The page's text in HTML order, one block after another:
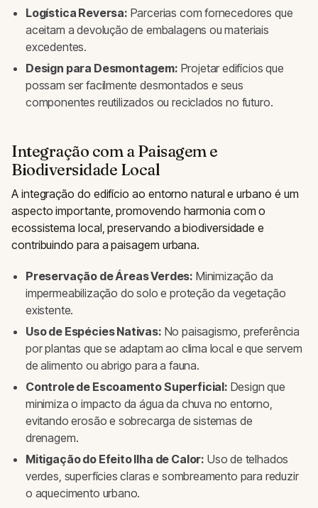
Logística Reversa: Parcerias com fornecedores que
aceitam a devolução de embalagens ou materiais
excedentes.
Design para Desmontagem: Projetar edifícios que
possam ser facilmente desmontados e seus
componentes reutilizados ou reciclados no futuro.
Integração com a Paisagem e
Biodiversidade Local
A integração do edifício ao entorno natural e urbano é um
aspecto importante, promovendo harmonia com o
ecossistema local, preservando a biodiversidade e
contribuindo para a paisagem urbana.
Preservação de Áreas Verdes: Minimização da
impermeabilização do solo e proteção da vegetação
existente.
Uso de Espécies Nativas: No paisagismo, preferência
por plantas que se adaptam ao clima local e que servem
de alimento ou abrigo para a fauna.
Controle de Escoamento Superficial: Design que
minimiza o impacto da água da chuva no entorno,
evitando erosão e sobrecarga de sistemas de
drenagem.
Mitigação do Efeito Ilha de Calor: Uso de telhados
verdes, superfícies claras e sombreamento para reduzir
o aquecimento urbano.